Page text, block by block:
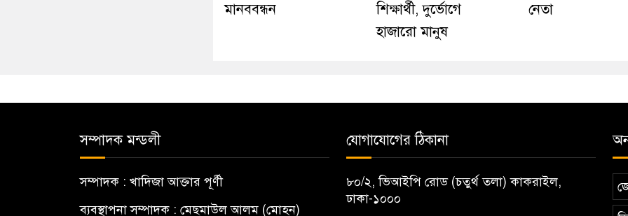
মানববন্ধন
শিক্ষার্থী, দুর্ভোগে
হাজারো মানুষ
নেতা
সম্পাদক মন্ডলী
সম্পাদক : খাদিজা আক্তার পূর্ণী
ব্যবস্থাপনা সম্পাদক : মেছমাউল আলম (মোহন)
যোগাযোগের ঠিকানা
৮০/২, ভিআইপি রোড (চতুর্থ তলা) কাকরাইল,
ঢাকা-১০০০